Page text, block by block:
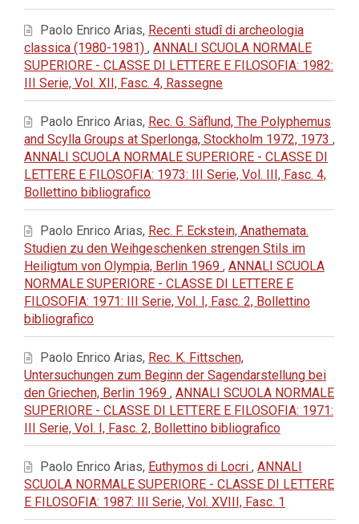
Paolo Enrico Arias, Recenti studî di archeologia
classica (1980-1981) , ANNALI SCUOLA NORMALE
SUPERIORE - CLASSE DI LETTERE E FILOSOFIA: 1982:
III Serie, Vol. XII, Fasc. 4, Rassegne
Paolo Enrico Arias, Rec. G. Säflund, The Polyphemus
and Scylla Groups at Sperlonga, Stockholm 1972, 1973 ,
ANNALI SCUOLA NORMALE SUPERIORE - CLASSE DI
LETTERE E FILOSOFIA: 1973: III Serie, Vol. III, Fasc. 4,
Bollettino bibliografico
Paolo Enrico Arias, Rec. F. Eckstein, Anathemata.
Studien zu den Weihgeschenken strengen Stils im
Heiligtum von Olympia, Berlin 1969 , ANNALI SCUOLA
NORMALE SUPERIORE - CLASSE DI LETTERE E
FILOSOFIA: 1971: III Serie, Vol. I, Fasc. 2, Bollettino
bibliografico
Paolo Enrico Arias, Rec. K. Fittschen,
Untersuchungen zum Beginn der Sagendarstellung bei
den Griechen, Berlin 1969 , ANNALI SCUOLA NORMALE
SUPERIORE - CLASSE DI LETTERE E FILOSOFIA: 1971:
III Serie, Vol. I, Fasc. 2, Bollettino bibliografico
Paolo Enrico Arias, Euthymos di Locri , ANNALI
SCUOLA NORMALE SUPERIORE - CLASSE DI LETTERE
E FILOSOFIA: 1987: III Serie, Vol. XVIII, Fasc. 1